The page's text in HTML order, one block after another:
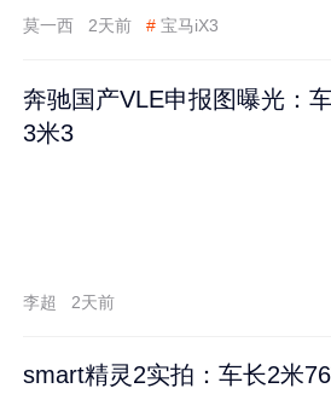
莫一西 2天前 # 宝马iX3
奔驰国产VLE申报图曝光：
3米3
李超 2天前
smart精灵2实拍：车长2米